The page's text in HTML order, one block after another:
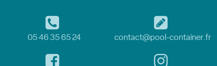
05 46 35 65 24 contact@pool-container.fr